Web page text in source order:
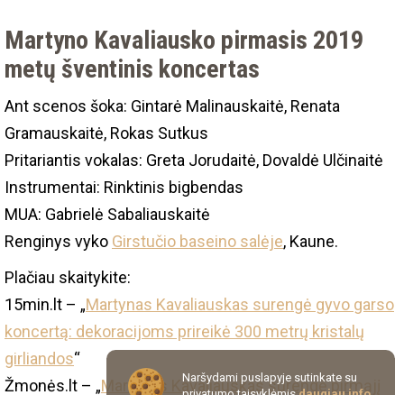
Martyno Kavaliausko pirmasis 2019
metų šventinis koncertas
Ant scenos šoka: Gintarė Malinauskaitė, Renata
Gramauskaitė, Rokas Sutkus
Pritariantis vokalas: Greta Jorudaitė, Dovaldė Ulčinaitė
Instrumentai: Rinktinis bigbendas
MUA: Gabrielė Sabaliauskaitė
Renginys vyko Girstučio baseino salėje, Kaune.
Plačiau skaitykite:
15min.lt – „Martynas Kavaliauskas surengė gyvo garso
koncertą: dekoracijoms prireikė 300 metrų kristalų
girliandos“
Žmonės.lt – „Martynas Kavaliauskas surengė pirmąjį
Naršydami puslapyje sutinkate su